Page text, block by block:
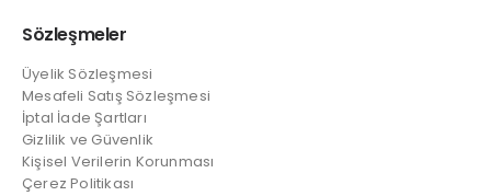
Sözleşmeler
Üyelik Sözleşmesi
Mesafeli Satış Sözleşmesi
İptal İade Şartları
Gizlilik ve Güvenlik
Kişisel Verilerin Korunması
Çerez Politikası